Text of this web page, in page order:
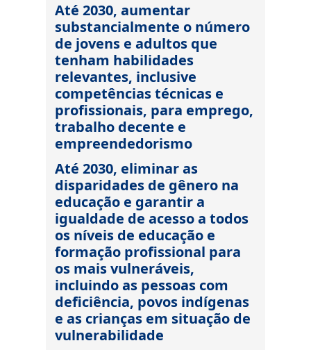
Até 2030, aumentar
substancialmente o número
de jovens e adultos que
tenham habilidades
relevantes, inclusive
competências técnicas e
profissionais, para emprego,
trabalho decente e
empreendedorismo
Até 2030, eliminar as
disparidades de gênero na
educação e garantir a
igualdade de acesso a todos
os níveis de educação e
formação profissional para
os mais vulneráveis,
incluindo as pessoas com
deficiência, povos indígenas
e as crianças em situação de
vulnerabilidade